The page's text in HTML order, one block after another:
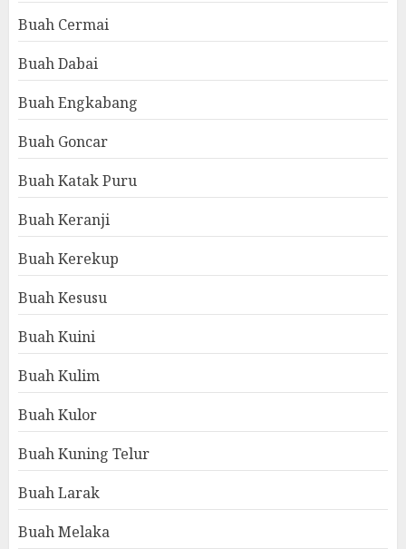
Buah Cermai
Buah Dabai
Buah Engkabang
Buah Goncar
Buah Katak Puru
Buah Keranji
Buah Kerekup
Buah Kesusu
Buah Kuini
Buah Kulim
Buah Kulor
Buah Kuning Telur
Buah Larak
Buah Melaka